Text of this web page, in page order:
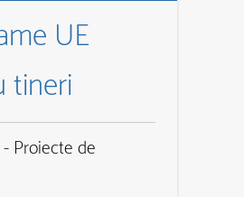
UE
tineri
Proiecte de